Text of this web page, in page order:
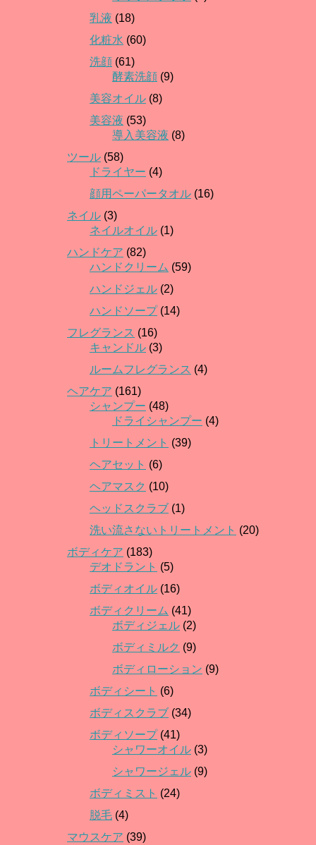
乳液 (18)
化粧水 (60)
洗顔 (61)
酵素洗顔 (9)
美容オイル (8)
美容液 (53)
導入美容液 (8)
ツール (58)
ドライヤー (4)
顔用ペーパータオル (16)
ネイル (3)
ネイルオイル (1)
ハンドケア (82)
ハンドクリーム (59)
ハンドジェル (2)
ハンドソープ(14)
フレグランス (16)
キャンドル (3)
ルームフレグランス (4)
ヘアケア (161)
シャンプー (48)
ドライシャンプー (4)
トリートメント (39)
ヘアセット (6)
ヘアマスク (10)
ヘッドスクラブ (1)
洗い流さないトリートメント (20)
ボディケア (183)
デオドラント (5)
ボディオイル (16)
ボディクリーム (41)
ボディジェル (2)
ボディミルク (9)
ボディローション (9)
ボディシート (6)
ボディスクラブ (34)
ボディソープ(41)
シャワーオイル (3)
シャワージェル (9)
ボディミスト (24)
脱毛 (4)
マウスケア (39)